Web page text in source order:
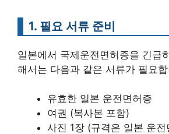
1. 필요 서류 준비
일본에서 국제운전면허증을 긴급
해서는 다음과 같은 서류가 필요
유효한 일본 운전면허증
여권 (복사본 포함)
사진 1장 (규격은 일본 운